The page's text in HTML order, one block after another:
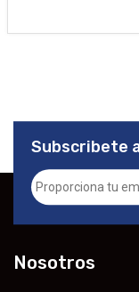
Subscribete
Nosotros